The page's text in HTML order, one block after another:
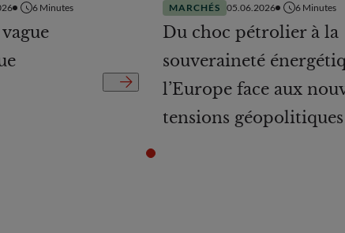
6 Minutes MARCHÉS 05.06.2026 6 Minutes
Du choc pétrolier à la
souveraineté
l’Europe face aux
tensions géopolitiques